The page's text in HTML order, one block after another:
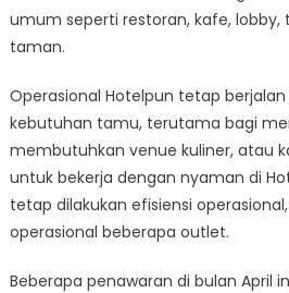
umum seperti restoran, kafe, lobby,
taman.
Operasional Hotelpun tetap
kebutuhan tamu, terutama bagi
membutuhkan venue kuliner, atau
untuk bekerja dengan nyaman di
tetap dilakukan efisiensi
operasional beberapa outlet.
Beberapa penawaran di bulan April